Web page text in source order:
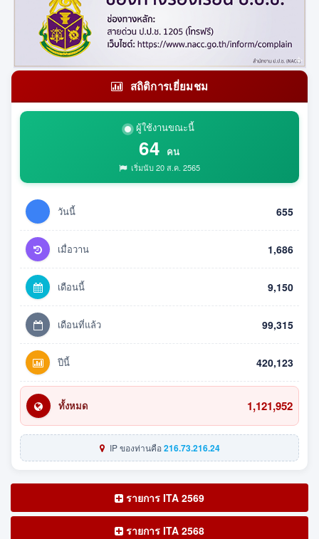
สถิติการเยี่ยมชม
ผู้ใช้งานขณะนี้
64 คน
เริ่มนับ 20 ส.ค. 2565
วันนี้ 655
เมื่อวาน 1,686
เดือนนี้ 9,150
เดือนที่แล้ว 99,315
ปีนี้ 420,123
ทั้งหมด 1,121,952
IP ของท่านคือ216.73.216.24
รายการ ITA 2569
รายการ ITA 2568